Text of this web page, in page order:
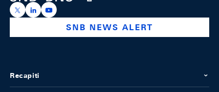
https://x.com/snb_bns
https://ch.linkedin.com/company/swiss-national-
https://www.youtube.com/@swissnationalbank
SNB NEWS ALERT
Recapiti